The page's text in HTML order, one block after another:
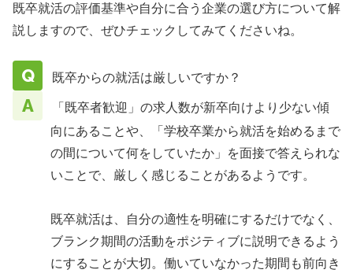
既卒就活の評価基準や自分に合う企業の選び方について解
説しますので、ぜひチェックしてみてくださいね。
既卒からの就活は厳しいですか？
「既卒者歓迎」の求人数が新卒向けより少ない傾
向にあることや、「学校卒業から就活を始めるまで
の間について何をしていたか」を面接で答えられな
いことで、厳しく感じることがあるようです。
既卒就活は、自分の適性を明確にするだけでなく、
ブランク期間の活動をポジティブに説明できるよう
にすることが大切。働いていなかった期間も前向き